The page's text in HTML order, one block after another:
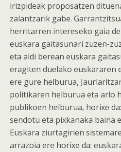
irizpideak proposatzen
zalantzarik gabe.
herritarren intereseko gaia
euskara gaitasunari zuzen-
eta aldi berean euskara
eragiten duelako euskararen
ere gure helburua,
politikaren helburua eta arlo
publikoen helburua, horixe
sendotu eta pixkanaka baina
Euskara ziurtagirien
arrazoia ere horixe da: